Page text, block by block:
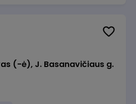
(-ė), J. Basanavičiaus g.